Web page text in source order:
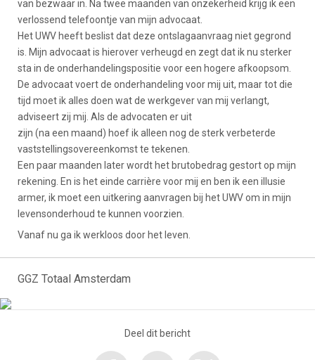
van bezwaar in. Na twee maanden van onzekerheid krijg ik een
verlossend telefoontje van mijn advocaat.
Het UWV heeft beslist dat deze ontslagaanvraag niet gegrond
is. Mijn advocaat is hierover verheugd en zegt dat ik nu sterker
sta in de onderhandelingspositie voor een hogere afkoopsom.
De advocaat voert de onderhandeling voor mij uit, maar tot die
tijd moet ik alles doen wat de werkgever van mij verlangt,
adviseert zij mij. Als de advocaten er uit
zijn (na een maand) hoef ik alleen nog de sterk verbeterde
vaststellingsovereenkomst te tekenen.
Een paar maanden later wordt het brutobedrag gestort op mijn
rekening. En is het einde carrière voor mij en ben ik een illusie
armer, ik moet een uitkering aanvragen bij het UWV om in mijn
levensonderhoud te kunnen voorzien.
Vanaf nu ga ik werkloos door het leven.
GGZ Totaal Amsterdam
Deel dit bericht